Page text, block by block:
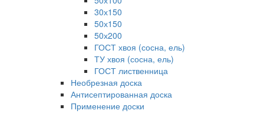
30х150
50х150
50х200
ГОСТ хвоя (сосна, ель)
ТУ хвоя (сосна, ель)
ГОСТ лиственница
Необрезная доска
Антисептированная доска
Применение доски